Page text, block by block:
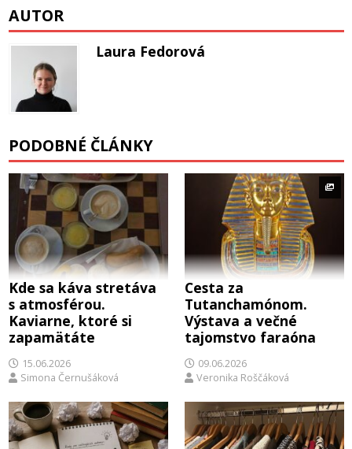
AUTOR
Laura Fedorová
PODOBNÉ ČLÁNKY
Kde sa káva stretáva
s atmosférou.
Kaviarne, ktoré si
zapamätáte
15.06.2026
Simona Černušáková
Cesta za
Tutanchamónom.
Výstava a večné
tajomstvo faraóna
09.06.2026
Veronika Roščáková